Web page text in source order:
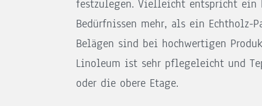
festzulegen. Vielleicht entspricht ein
Bedürfnissen mehr, als ein Echtholz-
Belägen sind bei hochwertigen
Linoleum ist sehr pflegeleicht und
oder die obere Etage.